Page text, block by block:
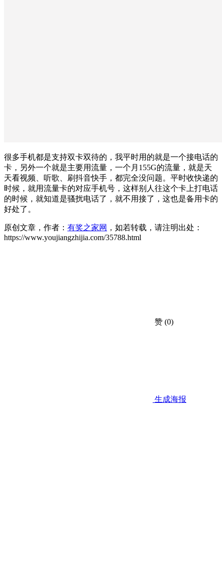
很多手机都是支持双卡双待的，我平时用的就是一个接电话的
卡，另外一个就是主要用流量，一个月155G的流量，就是天
天看视频、听歌、刷抖音快手，都完全没问题。平时收快递的
时候，就用流量卡的对应手机号，这样别人往这个卡上打电话
的时候，就知道是骚扰电话了，就不用接了，这也是备用卡的
好处了。
原创文章，作者： 有奖之家网 ，如若转载，请注明出处：
https://www.youjiangzhijia.com/35788.html
赞 (0)
生成海报